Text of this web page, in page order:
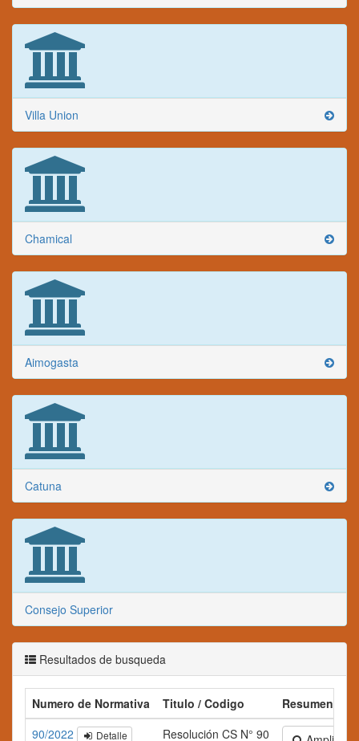
Villa Union
Chamical
Aimogasta
Catuna
Consejo Superior
Resultados de busqueda
Numero de Normativa Titulo / Codigo
Resumen
90/2022
Detalle Resolución CS N° 90